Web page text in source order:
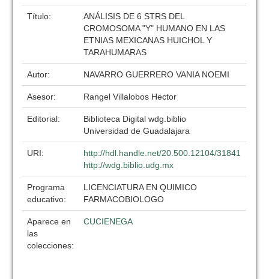
Título:
ANÁLISIS DE 6 STRS DEL
CROMOSOMA "Y" HUMANO EN LAS
ETNIAS MEXICANAS HUICHOL Y
TARAHUMARAS
Autor: NAVARRO GUERRERO VANIA NOEMI
Asesor: Rangel Villalobos Hector
Editorial:
Biblioteca Digital wdg.biblio
Universidad de Guadalajara
URI:
http://hdl.handle.net/20.500.12104/31841
http://wdg.biblio.udg.mx
Programa
educativo:
LICENCIATURA EN QUIMICO
FARMACOBIOLOGO
Aparece en
las
colecciones:
CUCIENEGA